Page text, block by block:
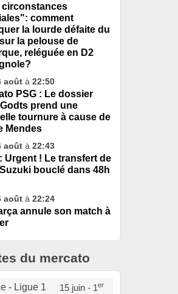
circonstances
comment
la lourde défaite du
sur la pelouse de
reléguée en D2
août à 22:50
PSG : Le dossier
Godts prend une
tournure à cause de
Mendes
août à 22:43
: Urgent ! Le transfert de
bouclé dans 48h
août à 22:24
annule son match à
du mercato
15 juin - 1er